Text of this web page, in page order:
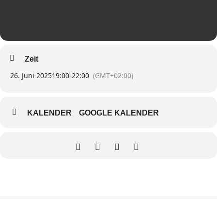
Zeit
26. Juni 202519:00-22:00 (GMT+02:00)
KALENDER GOOGLE KALENDER